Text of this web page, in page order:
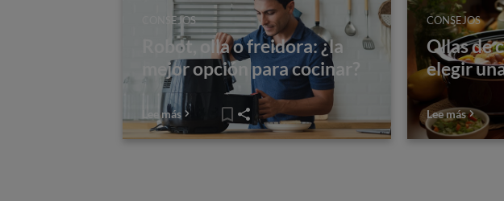
CONSEJOS
Robot, olla o freidora: ¿la
mejor opción para cocinar?
Lee más
CONSEJOS
Ollas de
elegir
Lee más